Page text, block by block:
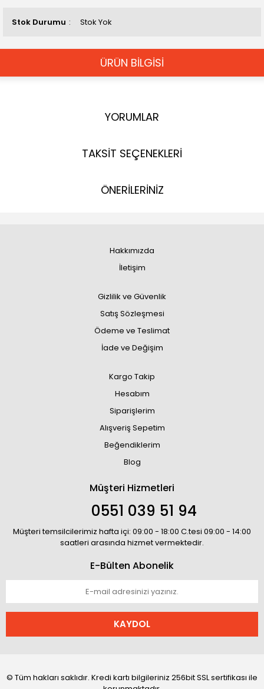
Stok Durumu Stok Yok
ÜRÜN BİLGİSİ
YORUMLAR
TAKSİT SEÇENEKLERİ
ÖNERİLERİNİZ
Hakkımızda
İletişim
Gizlilik ve Güvenlik
Satış Sözleşmesi
Ödeme ve Teslimat
İade ve Değişim
Kargo Takip
Hesabım
Siparişlerim
Alışveriş Sepetim
Beğendiklerim
Blog
Müşteri Hizmetleri
0551 039 51 94
Müşteri temsilcilerimiz hafta içi: 09:00 - 18:00 C.tesi 09:00 - 14:00
saatleri arasında hizmet vermektedir.
E-Bülten Abonelik
KAYDOL
© Tüm hakları saklıdır. Kredi kartı bilgileriniz 256bit SSL sertifikası ile